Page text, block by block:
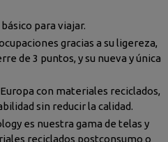
para viajar.
y única
es sinónimo de durabilidad sin reducir la calidad.
es nuestra gama de telas y